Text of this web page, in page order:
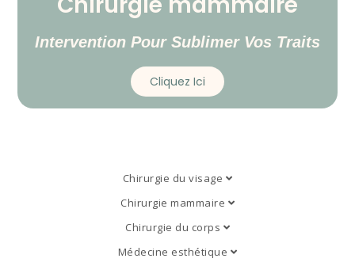
Intervention Pour Sublimer Vos Traits
Cliquez Ici
Chirurgie du visage
Chirurgie mammaire
Chirurgie du corps
Médecine esthétique